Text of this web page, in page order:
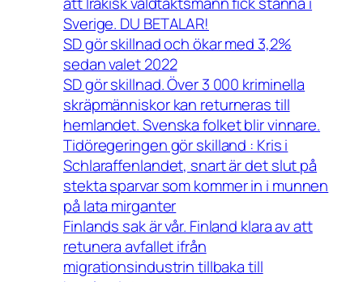
Sverige. DU BETALAR!
SD gör skillnad och ökar med 3,2%
sedan valet 2022
SD gör skillnad. Över 3 000 kriminella
skräpmänniskor kan returneras till
hemlandet. Svenska folket blir vinnare.
Tidöregeringen gör skilland : Kris i
Schlaraffenlandet, snart är det slut på
stekta sparvar som kommer in i munnen
på lata mirganter
Finlands sak är vår. Finland klara av att
retunera avfallet ifrån
migrationsindustrin tillbaka till